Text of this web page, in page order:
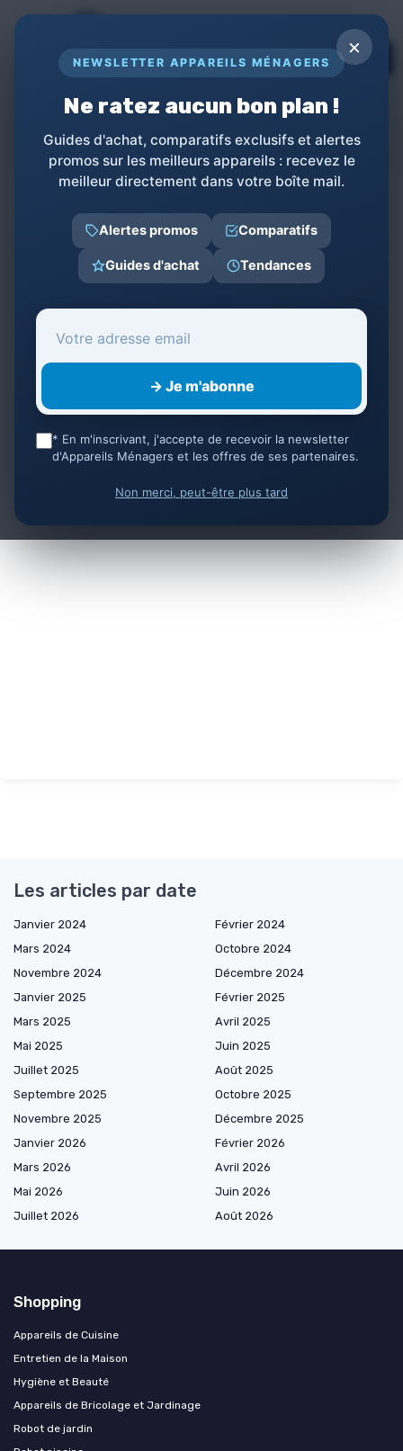
LE GUIDE COMPLET POUR APPAREILS
MÉNAGERS
TOPs
BreeRainz
Catégories
Les articles par date
Janvier 2024
Février 2024
Mars 2024
Octobre 2024
Novembre 2024
Décembre 2024
Janvier 2025
Février 2025
Mars 2025
Avril 2025
Mai 2025
Juin 2025
Juillet 2025
Août 2025
Septembre 2025
Octobre 2025
Novembre 2025
Décembre 2025
Janvier 2026
Février 2026
Mars 2026
Avril 2026
Mai 2026
Juin 2026
Juillet 2026
Août 2026
Shopping
Appareils de Cuisine
Entretien de la Maison
Hygiène et Beauté
Appareils de Bricolage et Jardinage
Robot de jardin
×
NEWSLETTER APPAREILS MÉNAGERS
Ne ratez aucun bon plan !
Guides d'achat, comparatifs exclusifs et alertes
promos sur les meilleurs appareils : recevez le
meilleur directement dans votre boîte mail.
Alertes promos Comparatifs
Guides d'achat Tendances
→ Je m'abonne
* En m'inscrivant, j'accepte de recevoir la newsletter
d'Appareils Ménagers et les offres de ses partenaires.
Non merci, peut-être plus tard
Panneau de gestion des cookies